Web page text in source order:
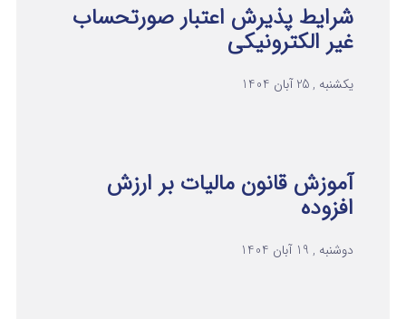
شرایط پذیرش اعتبار صورتحساب
غیر الکترونیکی
یکشنبه , 25 آبان 1404
آموزش قانون مالیات بر ارزش
افزوده
دوشنبه , 19 آبان 1404